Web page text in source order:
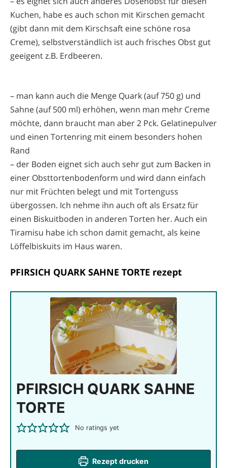
Kuchen, habe es auch schon mit Kirschen gemacht
(gibt dann mit dem Kirschsaft eine schöne rosa
Creme), selbstverständlich ist auch frisches Obst gut
geeigent z.B. Erdbeeren.
– man kann auch die Menge Quark (auf 750 g) und
Sahne (auf 500 ml) erhöhen, wenn man mehr Creme
möchte, dann braucht man aber 2 Pck. Gelatinepulver
und einen Tortenring mit einem besonders hohen
Rand
– der Boden eignet sich auch sehr gut zum Backen in
einer Obsttortenbodenform und wird dann einfach
nur mit Früchten belegt und mit Tortenguss
übergossen. Ich nehme ihn auch oft als Ersatz für
einen Biskuitboden in anderen Torten her. Auch ein
Tiramisu habe ich schon damit gemacht, als keine
Löffelbiskuits im Haus waren.
PFIRSICH QUARK SAHNE TORTE rezept
PFIRSICH QUARK SAHNE
TORTE
No ratings yet
Rezept drucken